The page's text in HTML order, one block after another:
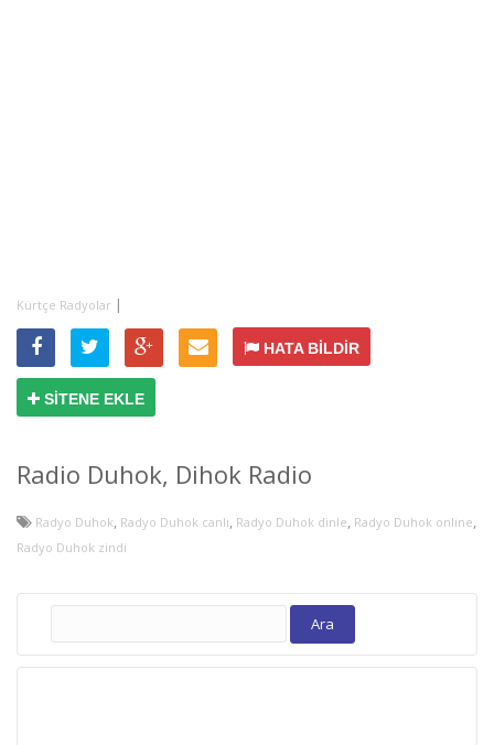
Kürtçe Radyolar |
HATA BİLDİR
SİTENE EKLE
Radio Duhok, Dihok Radio
Radyo Duhok, Radyo Duhok canlı, Radyo Duhok dinle, Radyo Duhok online,
Radyo Duhok zindi
Arama: